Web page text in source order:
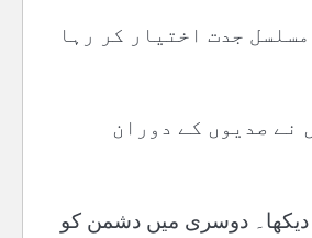
جدت اختیار کر رہا
نے صدیوں کے دوران
دیکھا۔ دوسری میں دشمن کو